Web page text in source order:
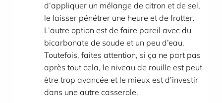
d’appliquer un mélange de citron et de sel,
le laisser pénétrer une heure et de frotter.
L’autre option est de faire pareil avec du
bicarbonate de soude et un peu d’eau.
Toutefois, faites attention, si ça ne part pas
après tout cela, le niveau de rouille est peut
être trop avancée et le mieux est d’investir
dans une autre casserole.